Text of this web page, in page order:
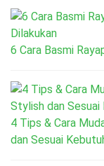
6 Cara Basmi
4 Tips & Cara
dan Sesuai